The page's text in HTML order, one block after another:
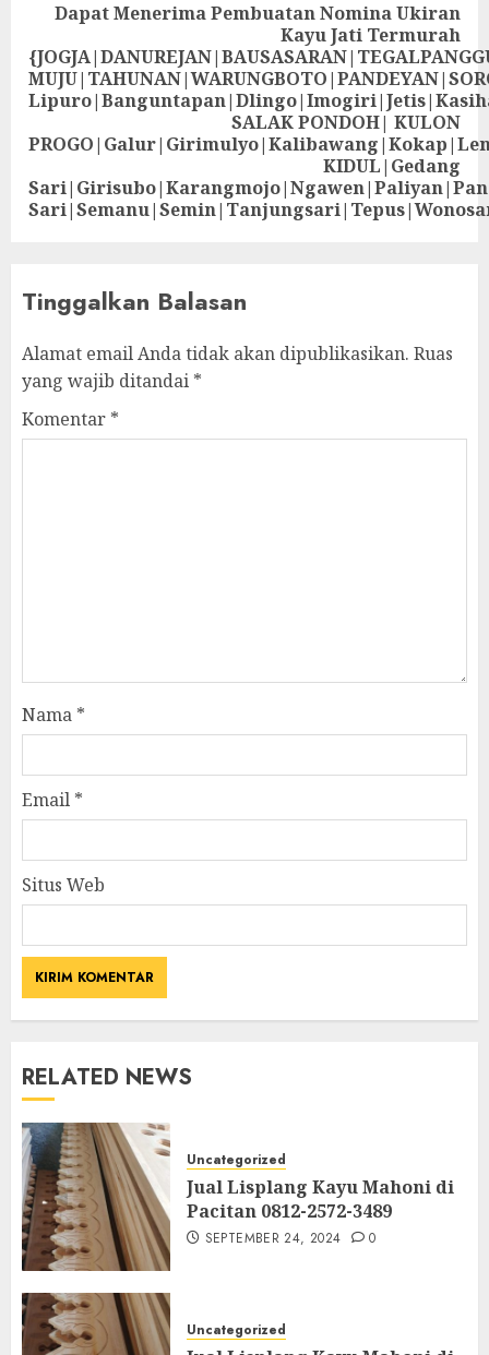
Dapat Menerima Pembuatan Nomina Ukiran
Kayu Jati Termurah
SALAK PONDOH| KULON
KIDUL|Gedang
Tinggalkan Balasan
Alamat email Anda tidak akan dipublikasikan. Ruas
yang wajib ditandai *
Komentar *
Nama *
Email *
Situs Web
RELATED NEWS
Uncategorized
Jual Lisplang Kayu Mahoni di
Pacitan 0812-2572-3489
SEPTEMBER 24, 2024 0
Uncategorized